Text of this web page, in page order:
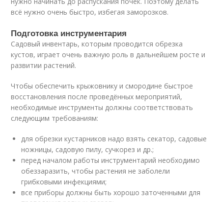
всё нужно очень быстро, избегая заморозков.
Подготовка инструментария
Садовый инвентарь, которым проводится обрезка
кустов, играет очень важную роль в дальнейшем росте и
развитии растений.
Чтобы обеспечить крыжовнику и смородине быстрое
восстановления после проведённых мероприятий,
необходимые инструменты должны соответствовать
следующим требованиям:
для обрезки кустарников надо взять секатор, садовые
ножницы, садовую пилу, сучкорез и др.;
перед началом работы инструментарий необходимо
обеззаразить, чтобы растения не заболели
грибковыми инфекциями;
все приборы должны быть хорошо заточенными для